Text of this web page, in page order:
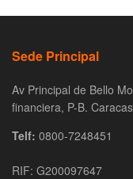
Sede Principal
Av Principal de Bello
financiera, P-B.
Telf: 0800-7248451
RIF: G200097647